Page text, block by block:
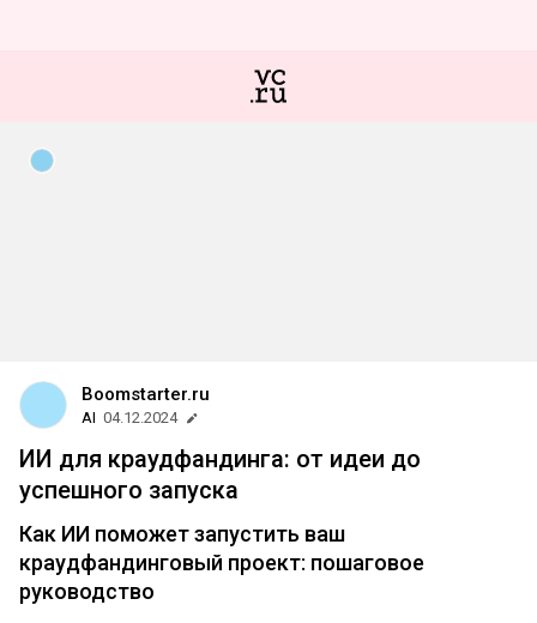
Boomstarter.ru
AI 04.12.2024
ИИ для краудфандинга: от идеи до
успешного запуска
Как ИИ поможет запустить ваш
краудфандинговый проект: пошаговое
руководство